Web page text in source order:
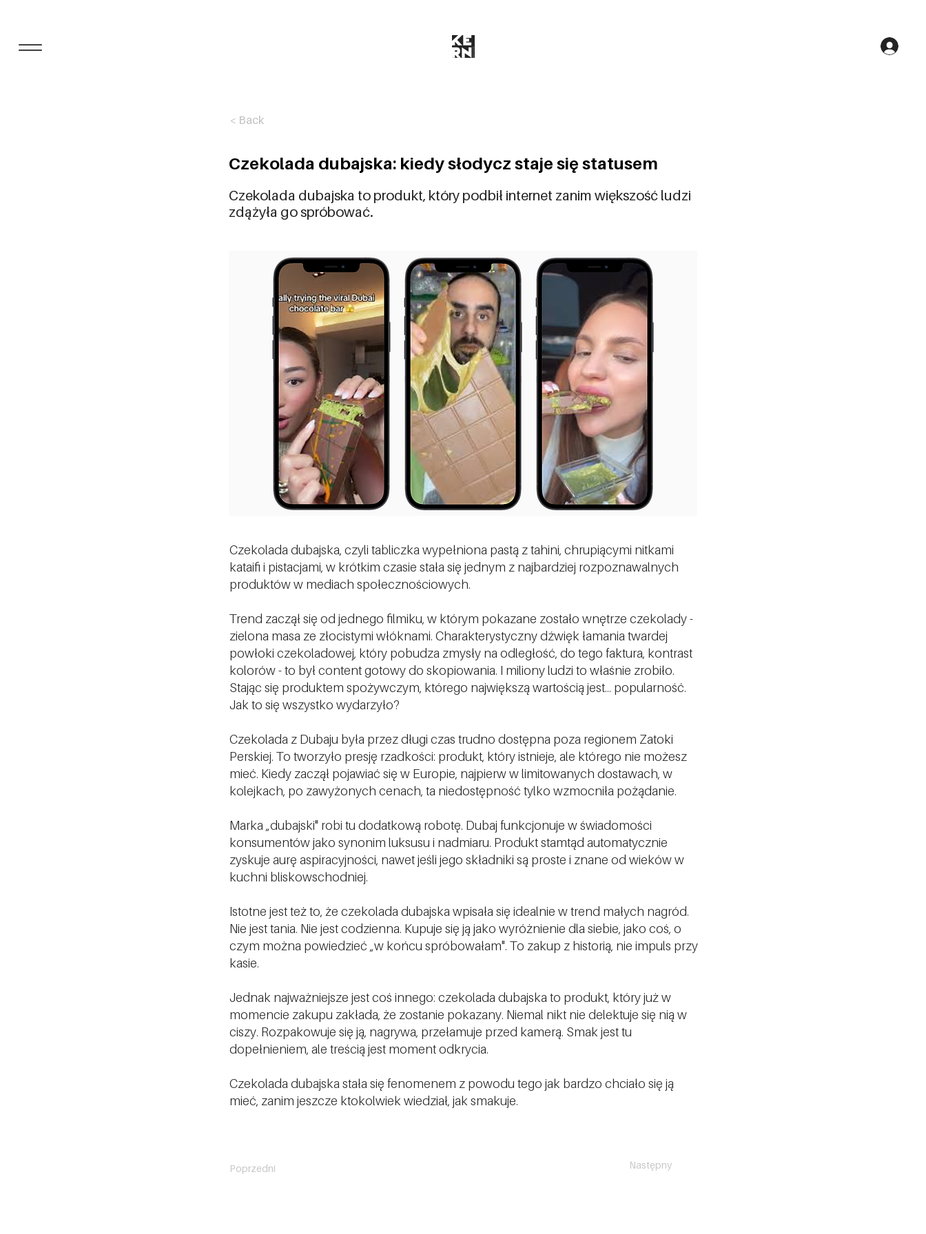
< Back
Czekolada dubajska: kiedy słodycz staje się statusem
Czekolada dubajska to produkt, który podbił internet zanim większość ludzi
zdążyła go spróbować.
Czekolada dubajska, czyli tabliczka wypełniona pastą z tahini, chrupiącymi nitkami
kataifi i pistacjami, w krótkim czasie stała się jednym z najbardziej rozpoznawalnych
produktów w mediach społecznościowych.
Trend zaczął się od jednego filmiku, w którym pokazane zostało wnętrze czekolady -
zielona masa ze złocistymi włóknami. Charakterystyczny dźwięk łamania twardej
powłoki czekoladowej, który pobudza zmysły na odległość, do tego faktura, kontrast
kolorów - to był content gotowy do skopiowania. I miliony ludzi to właśnie zrobiło.
Stając się produktem spożywczym, którego największą wartością jest... popularność.
Jak to się wszystko wydarzyło?
Czekolada z Dubaju była przez długi czas trudno dostępna poza regionem Zatoki
Perskiej. To tworzyło presję rzadkości: produkt, który istnieje, ale którego nie możesz
mieć. Kiedy zaczął pojawiać się w Europie, najpierw w limitowanych dostawach, w
kolejkach, po zawyżonych cenach, ta niedostępność tylko wzmocniła pożądanie.
Marka „dubajski" robi tu dodatkową robotę. Dubaj funkcjonuje w świadomości
konsumentów jako synonim luksusu i nadmiaru. Produkt stamtąd automatycznie
zyskuje aurę aspiracyjności, nawet jeśli jego składniki są proste i znane od wieków w
kuchni bliskowschodniej.
Istotne jest też to, że czekolada dubajska wpisała się idealnie w trend małych nagród.
Nie jest tania. Nie jest codzienna. Kupuje się ją jako wyróżnienie dla siebie, jako coś, o
czym można powiedzieć „w końcu spróbowałam". To zakup z historią, nie impuls przy
kasie.
Jednak najważniejsze jest coś innego: czekolada dubajska to produkt, który już w
momencie zakupu zakłada, że zostanie pokazany. Niemal nikt nie delektuje się nią w
ciszy. Rozpakowuje się ją, nagrywa, przełamuje przed kamerą. Smak jest tu
dopełnieniem, ale treścią jest moment odkrycia.
Czekolada dubajska stała się fenomenem z powodu tego jak bardzo chciało się ją
mieć, zanim jeszcze ktokolwiek wiedział, jak smakuje.
Poprzedni Następny